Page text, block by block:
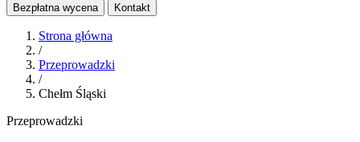
Bezpłatna wycena
Kontakt
Strona główna
/
Przeprowadzki
/
Chełm Śląski
Przeprowadzki